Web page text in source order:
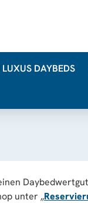
DAYBEDS
unter „